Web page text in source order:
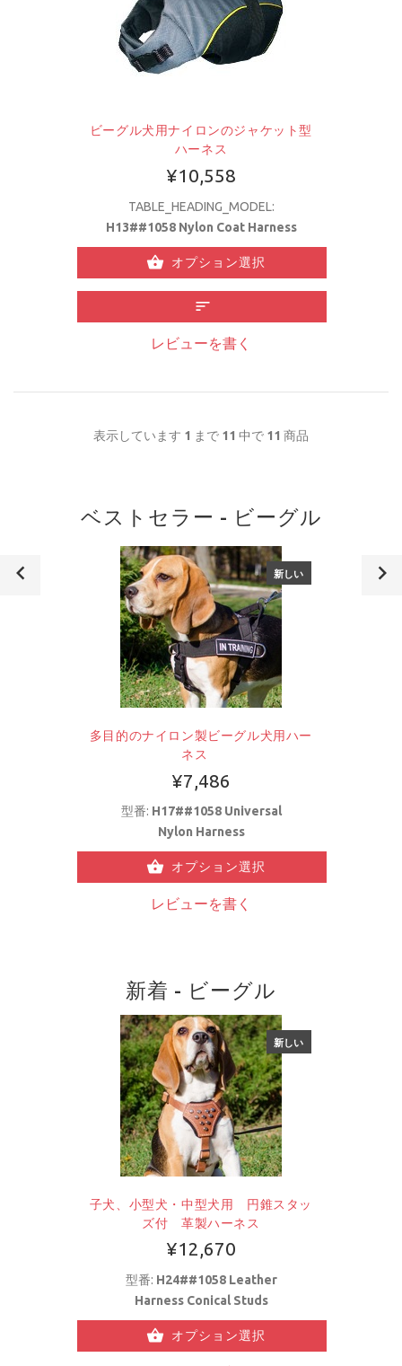
ビーグル犬用ナイロンのジャケット型
ハーネス
¥10,558
TABLE_HEADING_MODEL:
H13##1058 Nylon Coat Harness
オプション選択
レビューを書く
表示しています 1 まで 11 中で 11 商品
ベストセラー - ビーグル
多目的のナイロン製ビーグル犬用ハー
ネス
新しい
¥7,486
型番: H17##1058 Universal
Nylon Harness
オプション選択
レビューを書く
新着 - ビーグル
新しい
子犬、小型犬・中型犬用 円錐スタッ
ズ付 革製ハーネス
¥12,670
型番: H24##1058 Leather
Harness Conical Studs
オプション選択